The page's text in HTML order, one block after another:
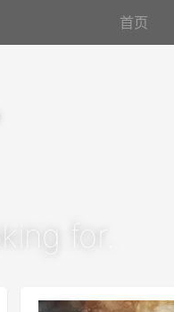
首页
for.